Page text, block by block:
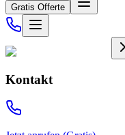
Gratis Offerte
Kontakt